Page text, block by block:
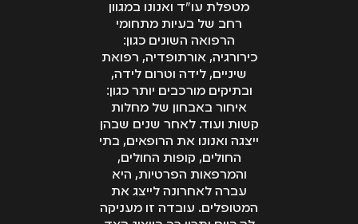
מטפלת עו"ד ואנונו במגוון
רחב של בעיות מתחומי
הרפואה השונים כגון:
כירורגיה, אורתופדיה, רפואת
שיניים, לידה וטרום לידה,
ובתיקים מורכבים יותר כגון:
איחור באבחון של מחלות
קשות ועוד. לאחר שנים שבהן
ייצגה ואנונו את הרופאים, בתי
החולים, קופות החולים,
והמרפאות הפרטיות, היא
עברה לאחרונה לייצג את
המטופלים. עובדה זו מעניקה